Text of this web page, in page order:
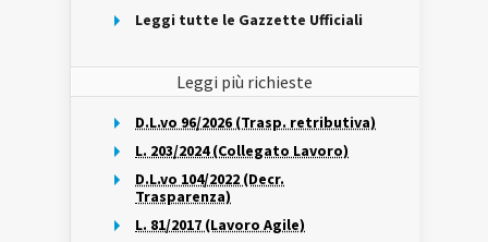
Leggi tutte le Gazzette Ufficiali
Leggi più richieste
D.L.vo 96/2026 (Trasp. retributiva)
L. 203/2024 (Collegato Lavoro)
D.L.vo 104/2022 (Decr.
Trasparenza)
L. 81/2017 (Lavoro Agile)